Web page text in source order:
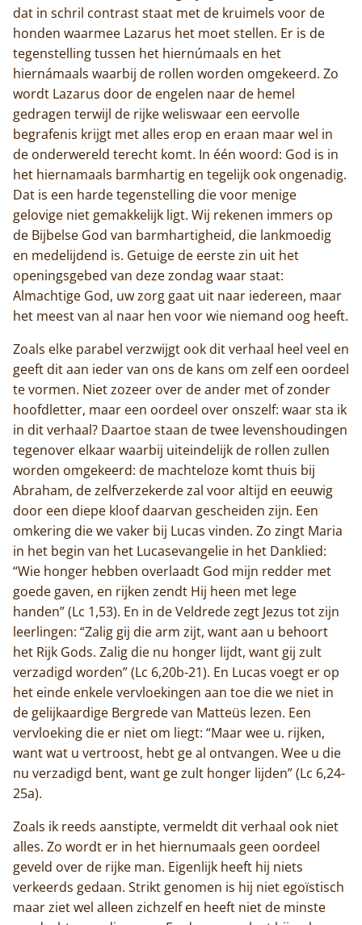
dat in schril contrast staat met de kruimels voor de
honden waarmee Lazarus het moet stellen. Er is de
tegenstelling tussen het hiernúmaals en het
hiernámaals waarbij de rollen worden omgekeerd. Zo
wordt Lazarus door de engelen naar de hemel
gedragen terwijl de rijke weliswaar een eervolle
begrafenis krijgt met alles erop en eraan maar wel in
de onderwereld terecht komt. In één woord: God is in
het hiernamaals barmhartig en tegelijk ook ongenadig.
Dat is een harde tegenstelling die voor menige
gelovige niet gemakkelijk ligt. Wij rekenen immers op
de Bijbelse God van barmhartigheid, die lankmoedig
en medelijdend is. Getuige de eerste zin uit het
openingsgebed van deze zondag waar staat:
Almachtige God, uw zorg gaat uit naar iedereen, maar
het meest van al naar hen voor wie niemand oog heeft.
Zoals elke parabel verzwijgt ook dit verhaal heel veel en
geeft dit aan ieder van ons de kans om zelf een oordeel
te vormen. Niet zozeer over de ander met of zonder
hoofdletter, maar een oordeel over onszelf: waar sta ik
in dit verhaal? Daartoe staan de twee levenshoudingen
tegenover elkaar waarbij uiteindelijk de rollen zullen
worden omgekeerd: de machteloze komt thuis bij
Abraham, de zelfverzekerde zal voor altijd en eeuwig
door een diepe kloof daarvan gescheiden zijn. Een
omkering die we vaker bij Lucas vinden. Zo zingt Maria
in het begin van het Lucasevangelie in het Danklied:
“Wie honger hebben overlaadt God mijn redder met
goede gaven, en rijken zendt Hij heen met lege
handen” (Lc 1,53). En in de Veldrede zegt Jezus tot zijn
leerlingen: “Zalig gij die arm zijt, want aan u behoort
het Rijk Gods. Zalig die nu honger lijdt, want gij zult
verzadigd worden” (Lc 6,20b-21). En Lucas voegt er op
het einde enkele vervloekingen aan toe die we niet in
de gelijkaardige Bergrede van Matteüs lezen. Een
vervloeking die er niet om liegt: “Maar wee u. rijken,
want wat u vertroost, hebt ge al ontvangen. Wee u die
nu verzadigd bent, want ge zult honger lijden” (Lc 6,24-
25a).
Zoals ik reeds aanstipte, vermeldt dit verhaal ook niet
alles. Zo wordt er in het hiernumaals geen oordeel
geveld over de rijke man. Eigenlijk heeft hij niets
verkeerds gedaan. Strikt genomen is hij niet egoïstisch
maar ziet wel alleen zichzelf en heeft niet de minste